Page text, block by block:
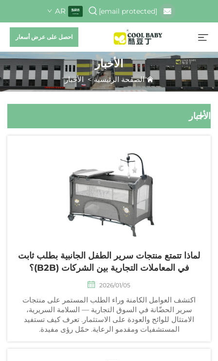
[email protected]
AR
احصل على عرض أسعار
الأخبار
الصفحة الرئيسية>الأخبار
الأخبار
لماذا تتمتع منتجات سرير الطفل الجانبية بطلب ثابت
في المعاملات التجارية بين الشركات (B2B)؟
2026/01/05
اكتشف العوامل الكامنة وراء الطلب المستمر على منتجات
سرير الحضّانة في السوق التجارية — السلامة السريرية،
الامتثال للوائح والعودة على الاستثمار. تعرف كيف تستفيد
المستشفيات ومقدمو الرعاية. حمّل رؤى مفيدة.